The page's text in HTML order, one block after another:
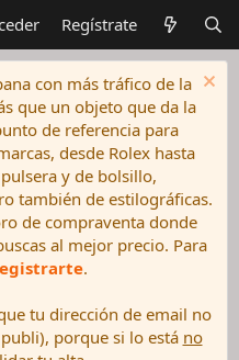
Regístrate
con más tráfico de la
que un objeto que da la
de referencia para
desde Rolex hasta
y de bolsillo,
también de estilográficas.
de compraventa donde
al mejor precio. Para
.
tu dirección de email no
porque si lo está no